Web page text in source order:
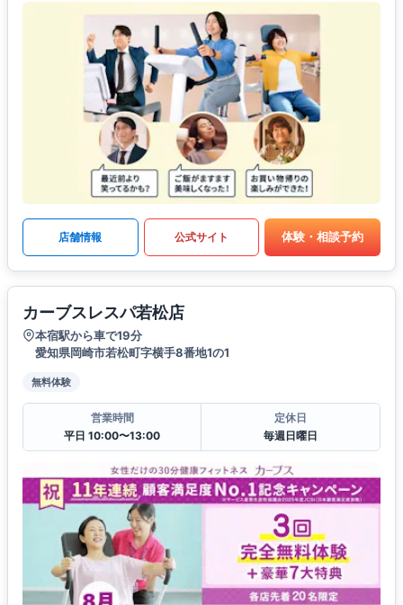
店舗情報 公式サイト 体験・相談予約
カーブスレスパ若松店
本宿駅から車で19分
愛知県岡崎市若松町字横手8番地1の1
無料体験
営業時間
平日 10:00〜13:00
定休日
毎週日曜日